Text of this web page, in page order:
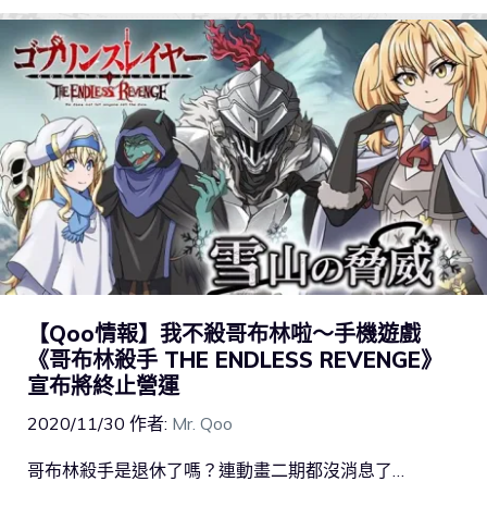
【Qoo情報】我不殺哥布林啦～手機遊戲
《哥布林殺手 THE ENDLESS REVENGE》
宣布將終止營運
2020/11/30 作者: Mr. Qoo
哥布林殺手是退休了嗎？連動畫二期都沒消息了…